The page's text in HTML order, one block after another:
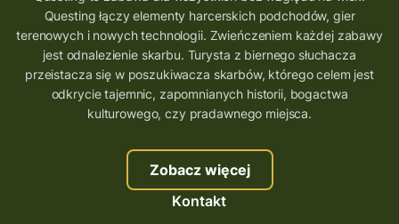
aplikacja gry terenowe
wielkopolskie questy
wakacje z questami
trenerzy questingu
szkolenie tworzenie questów
szkolenie questing
Stefan Żeromski
ścieżka
Rzeszów
questy świętokrzyskie
Questing łączy elementy harcerskich podchodów, gier
terenowych i nowych technologii. Zwieńczeniem każdej zabawy
jest odnalezienie skarbu. Turysta z biernego słuchacza
przeistacza się w poszukiwacza skarbów, którego celem jest
odkrycie tajemnic, zapomnianych historii, bogactwa
kulturowego, czy pradawnego miejsca.
Zobacz więcej
Kontakt